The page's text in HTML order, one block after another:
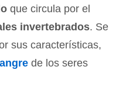
que circula por el
invertebrados. Se
sus características,
de los seres